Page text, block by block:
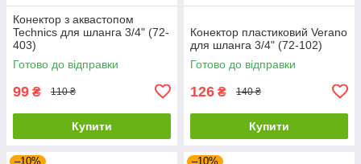
Конектор з аквастопом
Technics для шланга 3/4" (72-
403)
Готово до відправки
99 ₴ 110 ₴
Купити
Конектор пластиковий Verano
для шланга 3/4" (72-102)
Готово до відправки
126 ₴ 140 ₴
Купити
–10% –10%